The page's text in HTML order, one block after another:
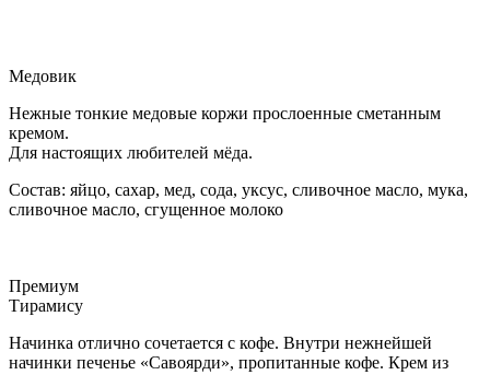
Медовик
Нежные тонкие медовые коржи прослоенные сметанным
кремом.
Для настоящих любителей мёда.
Состав: яйцо, сахар, мед, сода, уксус, сливочное масло, мука,
сливочное масло, сгущенное молоко
Премиум
Тирамису
Начинка отлично сочетается с кофе. Внутри нежнейшей
начинки печенье «Савоярди», пропитанные кофе. Крем из